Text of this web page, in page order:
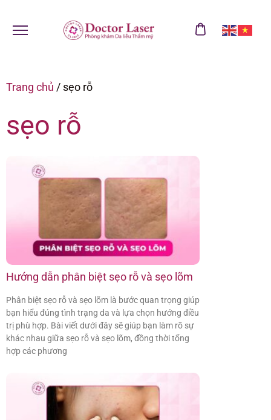
Trang chủ / sẹo rỗ
sẹo rỗ
Hướng dẫn phân biệt sẹo rỗ và sẹo lõm
Phân biệt sẹo rỗ và sẹo lõm là bước quan trọng giúp
bạn hiểu đúng tình trạng da và lựa chọn hướng điều
trị phù hợp. Bài viết dưới đây sẽ giúp bạn làm rõ sự
khác nhau giữa sẹo rỗ và sẹo lõm, đồng thời tổng
hợp các phương